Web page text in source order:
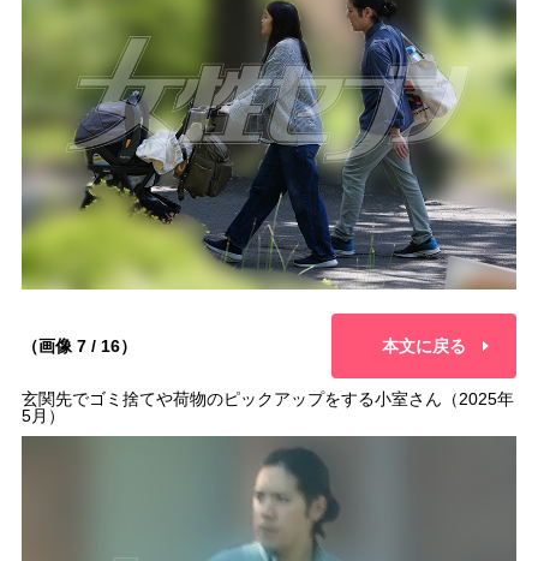
（画像 7 / 16） 本文に戻る
玄関先でゴミ捨てや荷物のピックアップをする小室さん（2025年
5月）